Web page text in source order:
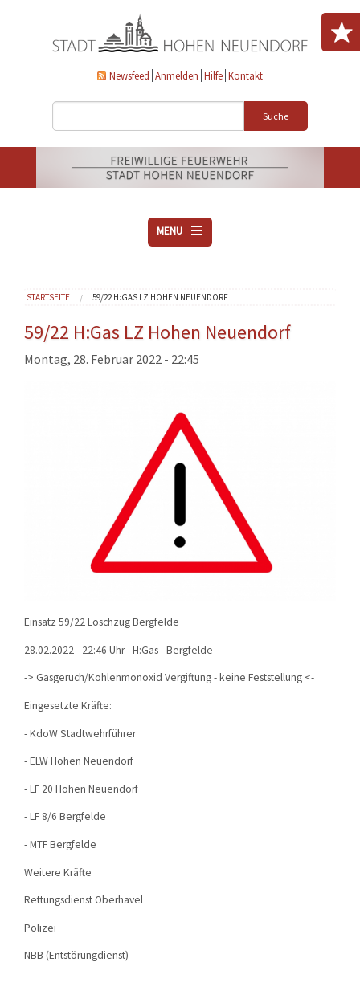
Newsfeed Anmelden Hilfe Kontakt
Suche
MENU
VEREINE
AKTUELLES
DOWNLOADS
EINSÄTZE
Sie sind hier
STARTSEITE 59/22 H:GAS LZ HOHEN NEUENDORF
59/22 H:Gas LZ Hohen Neuendorf
Montag, 28. Februar 2022 - 22:45
Einsatz 59/22 Löschzug Bergfelde
28.02.2022 - 22:46 Uhr - H:Gas - Bergfelde
-> Gasgeruch/Kohlenmonoxid Vergiftung - keine Feststellung <-
Eingesetzte Kräfte:
- KdoW Stadtwehrführer
- ELW Hohen Neuendorf
- LF 20 Hohen Neuendorf
- LF 8/6 Bergfelde
- MTF Bergfelde
Weitere Kräfte
Rettungsdienst Oberhavel
Polizei
NBB (Entstörungdienst)